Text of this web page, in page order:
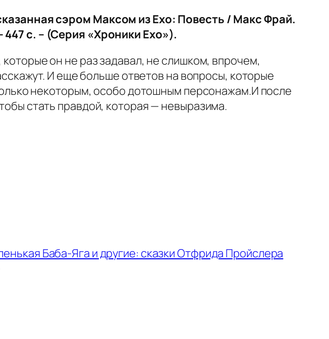
сэром Максом из Ехо: Повесть / Макс Фрай.
с. – (Серия «Хроники Ехо»).
он не раз задавал, не слишком, впрочем,
И еще больше ответов на вопросы, которые
некоторым, особо дотошным персонажам.И после
стать правдой, которая — невыразима.
Баба-Яга и другие: сказки Отфрида Пройслера